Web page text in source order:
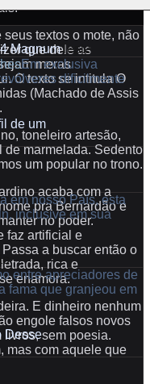
textos o mote, não
que dele as
meras
O texto se intitula O
(Machado de Assis
toneleiro artesão,
de marmelada. Sedento
um popular no trono.
acaba com a
pra Bernardão e
no poder.
faz artificial e
a buscar então o
rica e
enamora.
E dinheiro nenhum
engole falsos novos
livros, sem poesia.
mas com aquele que
MagnumTeste
Em exclusiva
dificilmente
de um
em nosso País, esta
inclusive em sua
entre apreciadores de
fama que granjeou em
Desse